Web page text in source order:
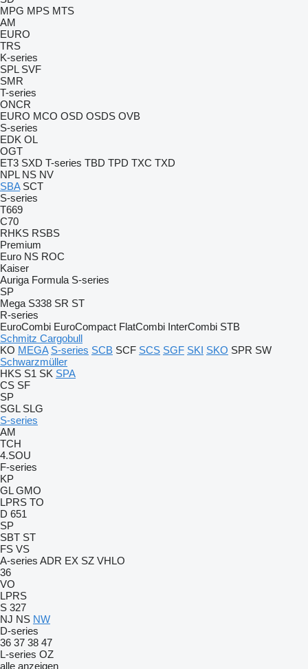
MPG MPS MTS
AM
EURO
TRS
K-series
SPL SVF
SMR
T-series
ONCR
EURO MCO OSD OSDS OVB
S-series
EDK OL
OGT
ET3 SXD T-series TBD TPD TXC TXD
NPL NS NV
SBA SCT
S-series
T669
C70
RHKS RSBS
Premium
Euro NS ROC
Kaiser
Auriga Formula S-series
SP
Mega S338 SR ST
R-series
EuroCombi EuroCompact FlatCombi InterCombi STB
Schmitz Cargobull
KO MEGA S-series SCB SCF SCS SGF SKI SKO SPR SW
Schwarzmüller
HKS S1 SK SPA
CS SF
SP
SGL SLG
S-series
AM
TCH
4.SOU
F-series
KP
GL GMO
LPRS TO
D 651
SP
SBT ST
FS VS
A-series ADR EX SZ VHLO
36
VO
LPRS
S 327
NJ NS NW
D-series
36 37 38 47
L-series OZ
alle anzeigen